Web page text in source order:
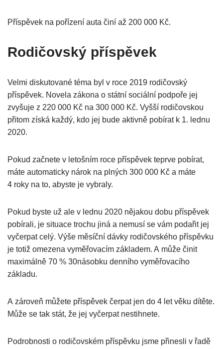
Příspěvek na pořízení auta činí až 200 000 Kč.
Rodičovský příspěvek
Velmi diskutované téma byl v roce 2019 rodičovský
příspěvek. Novela zákona o státní sociální podpoře jej
zvyšuje z 220 000 Kč na 300 000 Kč. Vyšší rodičovskou
přitom získá každý, kdo jej bude aktivně pobírat k 1. lednu
2020.
Pokud začnete v letošním roce příspěvek teprve pobírat,
máte automaticky nárok na plných 300 000 Kč a máte
4 roky na to, abyste je vybraly.
Pokud byste už ale v lednu 2020 nějakou dobu příspěvek
pobírali, je situace trochu jiná a nemusí se vám podařit jej
vyčerpat celý. Výše měsíční dávky rodičovského příspěvku
je totiž omezena vyměřovacím základem. A může činit
maximálně 70 % 30násobku denního vyměřovacího
základu.
A zároveň můžete příspěvek čerpat jen do 4 let věku dítěte.
Může se tak stát, že jej vyčerpat nestihnete.
Podrobnosti o rodičovském příspěvku jsme přinesli v řadě